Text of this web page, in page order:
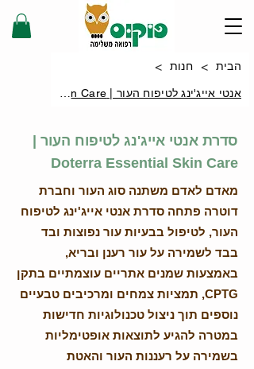
הבית > חנות >
אנטי אייג'ינג לטיפוח העור | Skin Care
סדרת אנטי אייג'נג לטיפוח העור |
Doterra Essential Skin Care
מאדם לאדם משתנה סוג העור וחברת
דוטרה פתחה סדרת אנטי אייג'ינג לטיפוח
העור, לטיפול בבעיות עור נפוצות ובד
בבד לשמירה על עור רענן ובריא,
באמצעות שמנים אתריים עוצמתיים בתקן
CPTG, תמציות צמחים ומרכיבים טבעיים
נוספים תוך ניצול טכנולוגיות חדישות
במטרה להגיע לתוצאות אופטימליות
בשמירה על רעננות העור והאטת